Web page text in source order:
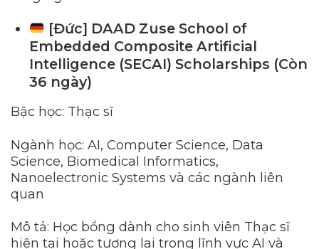
[Đức] DAAD Zuse School of
Embedded Composite Artificial
Intelligence (SECAI) Scholarships (Còn
36 ngày)
Bậc học: Thạc sĩ
Ngành học: AI, Computer Science, Data
Science, Biomedical Informatics,
Nanoelectronic Systems và các ngành liên
quan
Mô tả: Học bổng dành cho sinh viên Thạc sĩ
hiện tại hoặc tương lai trong lĩnh vực AI và